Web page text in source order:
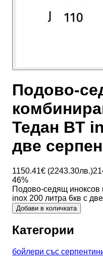
Подово-
Тедан BT
две
1150.41€ (2243.30лв.)
46%
Подово-седящ иноксов
inox 200 литра 6кв с
Добави в количката
Категории
бойлери със